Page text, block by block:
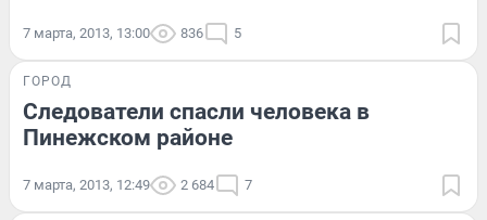
7 марта, 2013, 13:00 836 5
ГОРОД
Следователи спасли человека в
Пинежском районе
7 марта, 2013, 12:49 2 684 7